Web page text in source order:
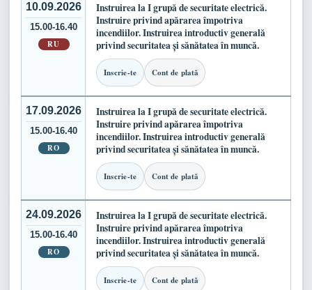
10.09.2026
15.00-16.40
RU
Instruirea la I grupă de securitate electrică.
Instruire privind apărarea împotriva
incendiilor. Instruirea introductiv generală
privind securitatea și sănătatea în muncă.
Inscrie-te Cont de plată
17.09.2026
15.00-16.40
RO
Instruirea la I grupă de securitate electrică.
Instruire privind apărarea împotriva
incendiilor. Instruirea introductiv generală
privind securitatea și sănătatea în muncă.
Inscrie-te Cont de plată
24.09.2026
15.00-16.40
RO
Instruirea la I grupă de securitate electrică.
Instruire privind apărarea împotriva
incendiilor. Instruirea introductiv generală
privind securitatea și sănătatea în muncă.
Inscrie-te Cont de plată